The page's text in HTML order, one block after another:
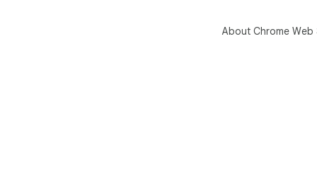
About Chrome Web